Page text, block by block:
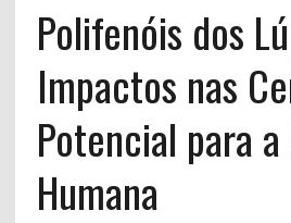
Polifenóis dos
Impactos nas
Potencial para a
Humana